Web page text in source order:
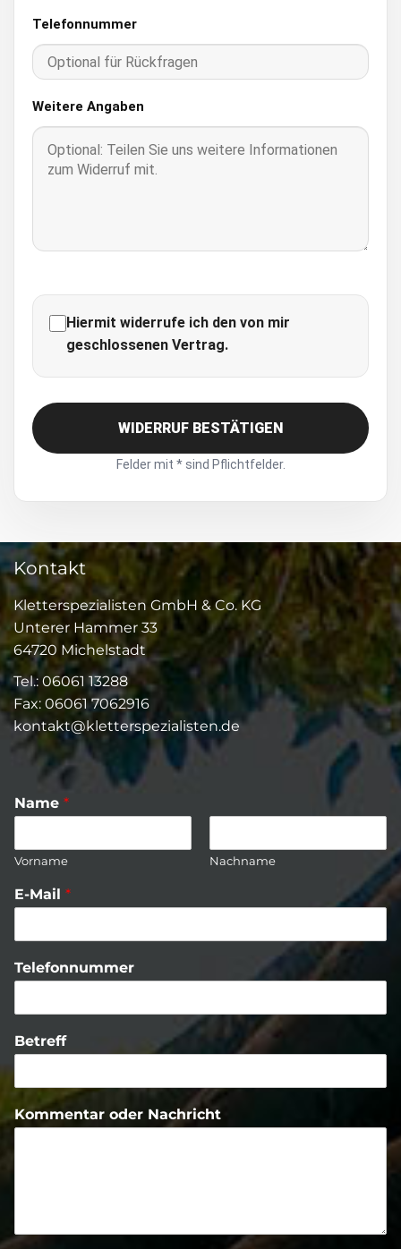
Telefonnummer
Weitere Angaben
Hiermit widerrufe ich den von mir
geschlossenen Vertrag.
WIDERRUF BESTÄTIGEN
Felder mit * sind Pflichtfelder.
Kontakt
Kletterspezialisten GmbH & Co. KG
Unterer Hammer 33
64720 Michelstadt
Tel.: 06061 13288
Fax: 06061 7062916
kontakt@kletterspezialisten.de
Name *
Vorname Nachname
E-Mail *
Telefonnummer
Betreff
Kommentar oder Nachricht